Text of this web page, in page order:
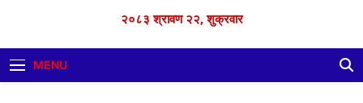
२०८३ श्रावण २२, शुक्रवार
MENU